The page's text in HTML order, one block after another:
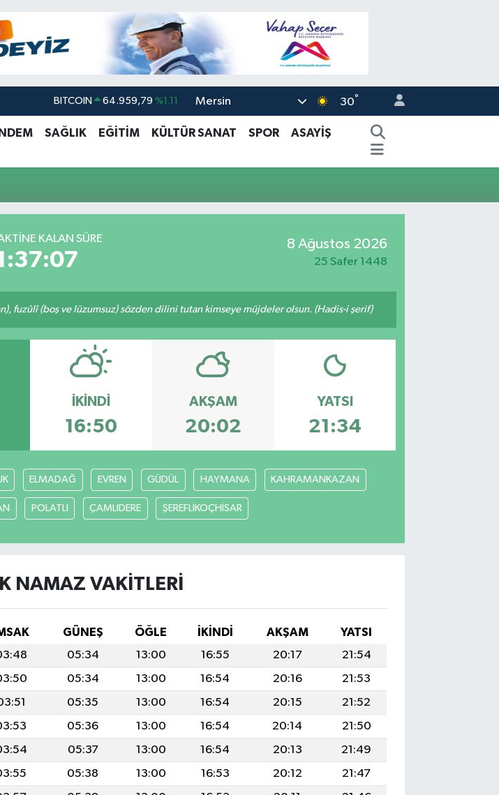
BITCOIN 64.959,79 %1.11
DOLAR 47,7436 %0.18
GRAM ALTIN 6660.55 %0.03
Mersin 30°
SAĞLIK EĞİTİM KÜLTÜR SANAT SPOR
ASAYİŞ
KALAN SÜRE 8 Ağustos 2026
25 Safer 1448
fuzûlî (boş ve lüzumsuz) sözden dilini tutan kimseye müjdeler olsun. (Hadis-i şerif)
İKINDI
16:50
AKŞAM
20:02
YATSI
21:34
ELMADAĞ EVREN GÜDÜL HAYMANA KAHRAMANKAZAN
POLATLI ÇAMLIDERE ŞEREFLİKOÇHİSAR
NAMAZ VAKITLERI
GÜNEŞ ÖĞLE İKINDI AKŞAM
YATSI
05:34 13:00 16:55 20:17
21:54
05:34 13:00 16:54 20:16
21:53
05:35 13:00 16:54 20:15
21:52
05:36 13:00 16:54 20:14
21:50
05:37 13:00 16:54 20:13
21:49
05:38 13:00 16:53 20:12
21:47